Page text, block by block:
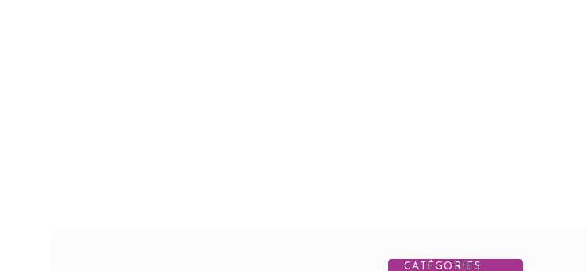
CATÉGORIES